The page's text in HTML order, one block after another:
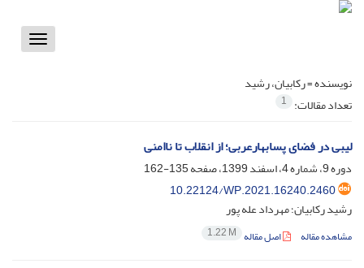
Toggle
نویسنده =رکابیان، رشید
تعداد مقالات: 1
لیبی در فضای پسابهارعربی؛ از انقلاب تا ناامنی
دوره 9، شماره 4، اسفند 1399، صفحه
135-162
10.22124/WP.2021.16240.2460
رشید رکابیان؛ مهرداد عله پور
مشاهده مقاله اصل مقاله 1.22 M